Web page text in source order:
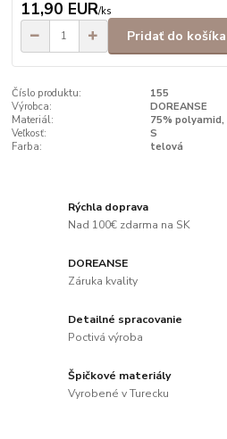
11,90 EUR/ks
Pridať do košíka
Číslo produktu:
155
Výrobca:
DOREANSE
Materiál:
75%
Veľkosť:
S
Farba:
telová
Rýchla doprava
Nad 100€ zdarma na SK
DOREANSE
Záruka kvality
Detailné spracovanie
Poctivá výroba
Špičkové materiály
Vyrobené v Turecku